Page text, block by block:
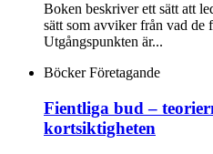
Boken beskriver ett sätt att
sätt som avviker från vad de
Utgångspunkten är...
Böcker Företagande
Fientliga bud –
kortsiktigheten